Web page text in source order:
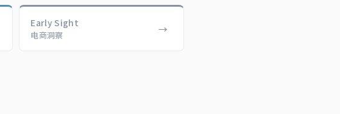
Early Sight
电商洞察 →